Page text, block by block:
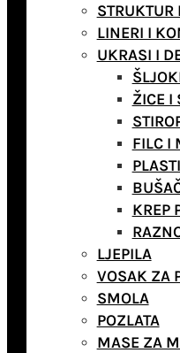
STRUKTUR
LINERI I
UKRASI I
ŽICE I
FILC I
KREP
LJEPILA
VOSAK ZA
SMOLA
POZLATA
MASE ZA